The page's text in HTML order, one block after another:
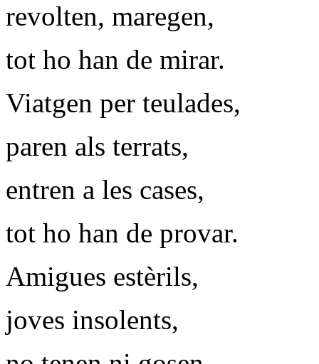
revolten, maregen,
tot ho han de mirar.
Viatgen per teulades,
paren als terrats,
entren a les cases,
tot ho han de provar.
Amigues estèrils,
joves insolents,